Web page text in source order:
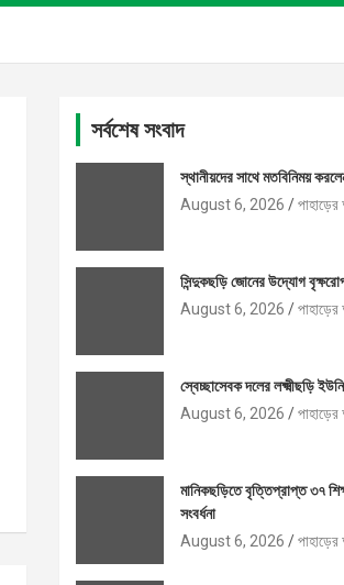
সর্বশেষ সংবাদ
স্থানীয়দের সাথে মতবিনিময়
August 6, 2026
সিন্দুকছড়ি জোনের উদ্যোগ
August 6, 2026
স্বেচ্ছাসেবক দলের লক্ষ্মীছড়ি
August 6, 2026
মানিকছড়িতে বৃত্তিপ্রাপ্ত ৩৭
সংবর্ধনা
August 6, 2026